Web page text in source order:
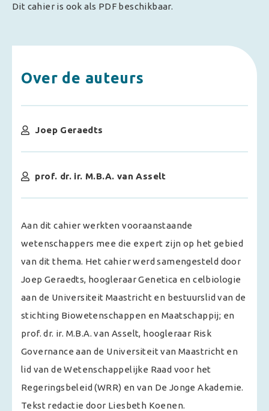
Dit cahier is ook als PDF beschikbaar.
Over de auteurs
Joep Geraedts
prof. dr. ir. M.B.A. van Asselt
Aan dit cahier werkten vooraanstaande
wetenschappers mee die expert zijn op het gebied
van dit thema. Het cahier werd samengesteld door
Joep Geraedts, hoogleraar Genetica en celbiologie
aan de Universiteit Maastricht en bestuurslid van de
stichting Biowetenschappen en Maatschappij; en
prof. dr. ir. M.B.A. van Asselt, hoogleraar Risk
Governance aan de Universiteit van Maastricht en
lid van de Wetenschappelijke Raad voor het
Regeringsbeleid (WRR) en van De Jonge Akademie.
Tekst redactie door Liesbeth Koenen.